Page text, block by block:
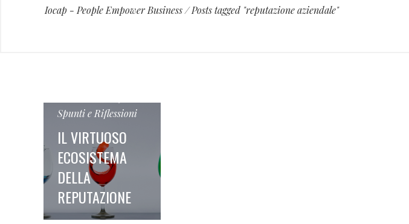
Iocap - People Empower Business/Posts tagged "reputazione aziendale"
Spunti e Riflessioni
IL VIRTUOSO
ECOSISTEMA
DELLA
REPUTAZIONE